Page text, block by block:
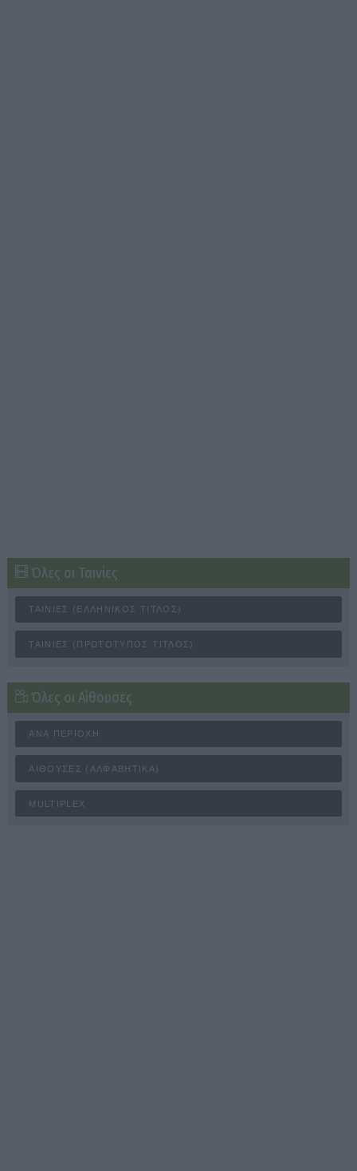
Όλες οι Ταινίες
ΤΑΙΝΊΕΣ (ΕΛΛΗΝΙΚΌΣ ΤΊΤΛΟΣ)
ΤΑΙΝΊΕΣ (ΠΡΩΤΌΤΥΠΟΣ ΤΊΤΛΟΣ)
Όλες οι Αίθουσες
ΑΝΆ ΠΕΡΙΟΧΉ
ΑΊΘΟΥΣΕΣ (ΑΛΦΑΒΗΤΙΚΆ)
MULTIPLEX